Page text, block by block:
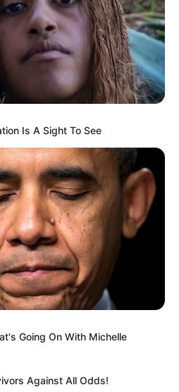
Is A Sight To See
Going On With Michelle
Against All Odds!